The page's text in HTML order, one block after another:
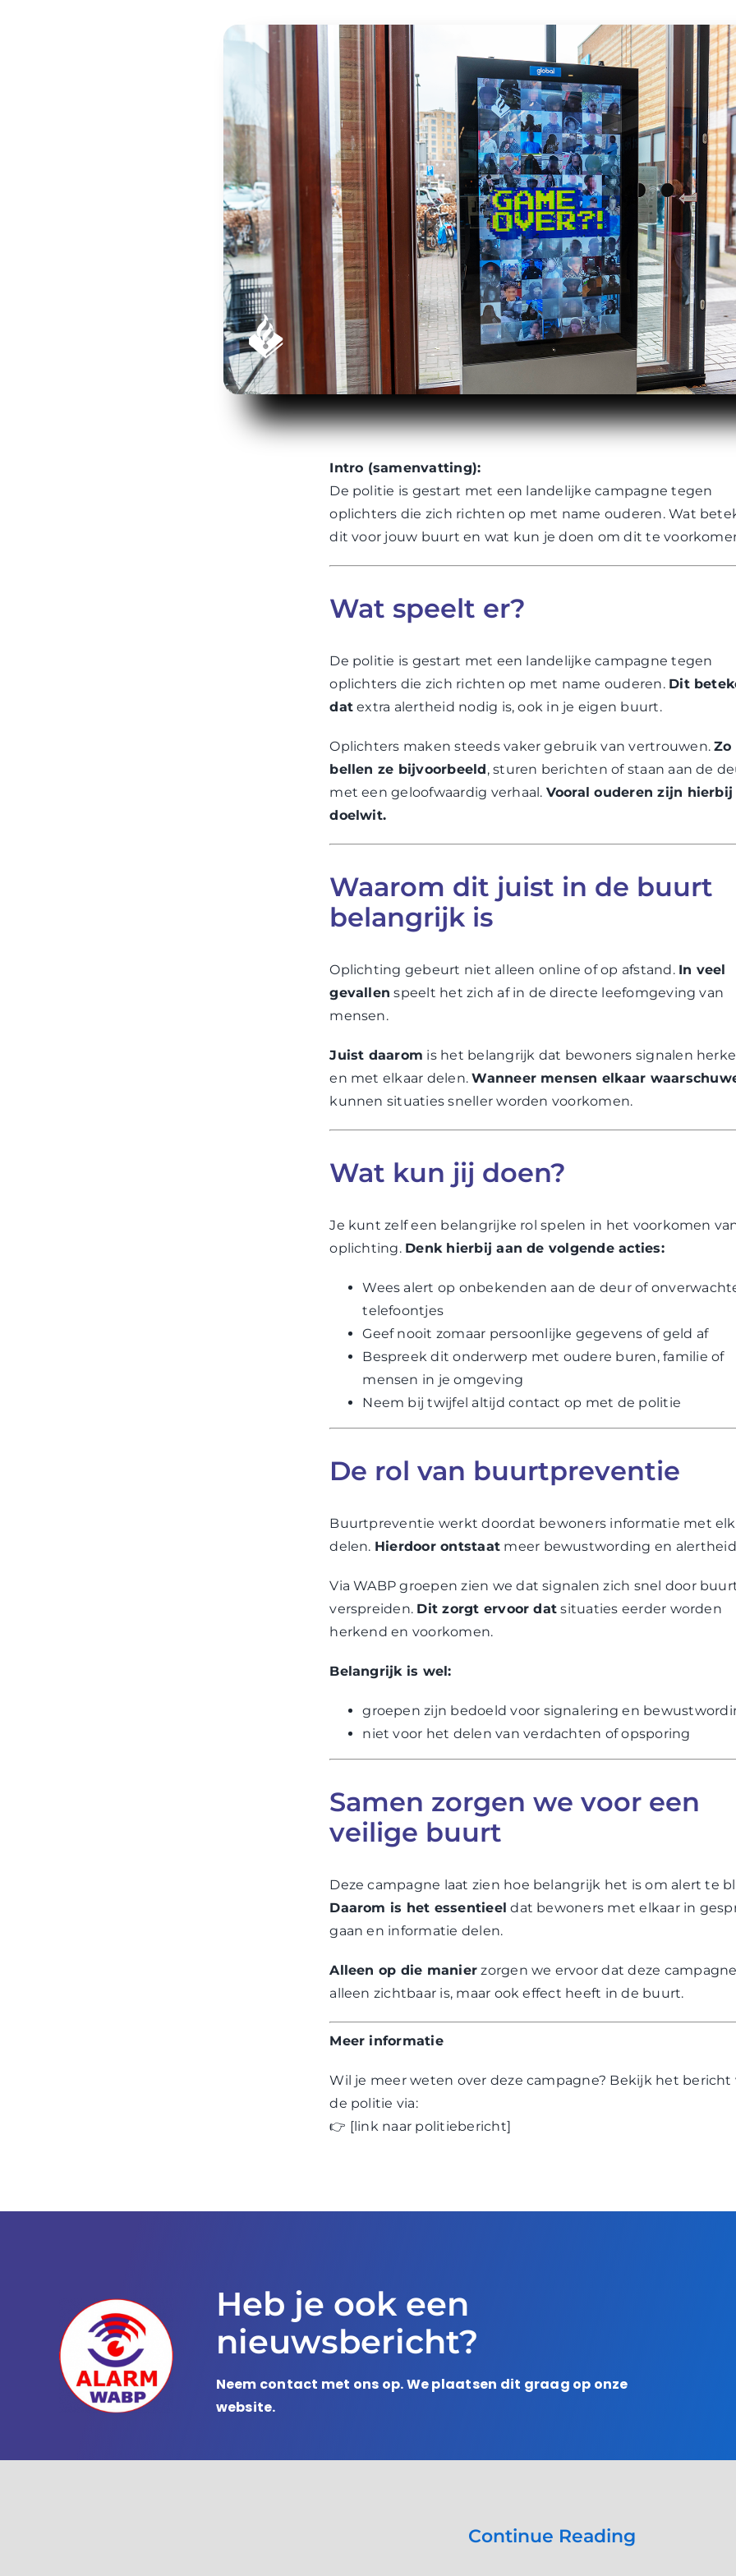
Intro (samenvatting):
De politie is gestart met een landelijke campagne tegen
oplichters die zich richten op met name ouderen. Wat
dit voor jouw buurt en wat kun je doen om dit te
Wat speelt er?
De politie is gestart met een landelijke campagne tegen
oplichters die zich richten op met name ouderen. Dit
dat extra alertheid nodig is, ook in je eigen buurt.
Oplichters maken steeds vaker gebruik van vertrouwen.Zo
bellen ze bijvoorbeeld, sturen berichten of staan aan de
met een geloofwaardig verhaal. Vooral ouderen zijn hierbij
doelwit.
Waarom dit juist in de buurt
belangrijk is
Oplichting gebeurt niet alleen online of op afstand. In veel
gevallen speelt het zich af in de directe leefomgeving van
mensen.
Juist daarom is het belangrijk dat bewoners signalen
en met elkaar delen.Wanneer mensen elkaar
kunnen situaties sneller worden voorkomen.
Wat kun jij doen?
Je kunt zelf een belangrijke rol spelen in het voorkomen
oplichting. Denk hierbij aan de volgende acties:
Wees alert op onbekenden aan de deur of
telefoontjes
Geef nooit zomaar persoonlijke gegevens of geld af
Bespreek dit onderwerp met oudere buren, familie of
mensen in je omgeving
Neem bij twijfel altijd contact op met de politie
De rol van buurtpreventie
Buurtpreventie werkt doordat bewoners informatie met
delen. Hierdoor ontstaat meer bewustwording en
Via WABP groepen zien we dat signalen zich snel door
verspreiden. Dit zorgt ervoor dat situaties eerder worden
herkend en voorkomen.
Belangrijk is wel:
groepen zijn bedoeld voor signalering en
niet voor het delen van verdachten of opsporing
Samen zorgen we voor een
veilige buurt
Deze campagne laat zien hoe belangrijk het is om alert te
Daarom is het essentieel dat bewoners met elkaar in
gaan en informatie delen.
Alleen op die manier zorgen we ervoor dat deze
alleen zichtbaar is, maar ook effect heeft in de buurt.
Meer informatie
Wil je meer weten over deze campagne? Bekijk het bericht
de politie via:
👉 [link naar politiebericht]
Heb je ook een
nieuwsbericht?
Neem contact met ons op. We plaatsen dit graag op onze
website.
Continue Reading